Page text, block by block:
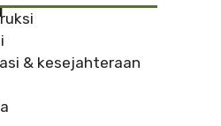
& kesejahteraan